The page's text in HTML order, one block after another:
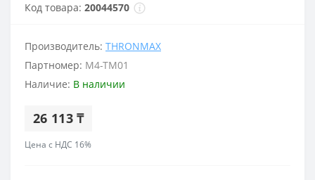
Код товара: 20044570
Производитель: THRONMAX
Партномер: M4-TM01
Наличие: В наличии
26 113 ₸
Цена с НДС 16%